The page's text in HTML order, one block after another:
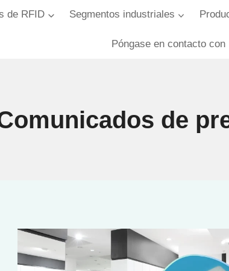
de RFID Segmentos industriales
Póngase en contacto con
de